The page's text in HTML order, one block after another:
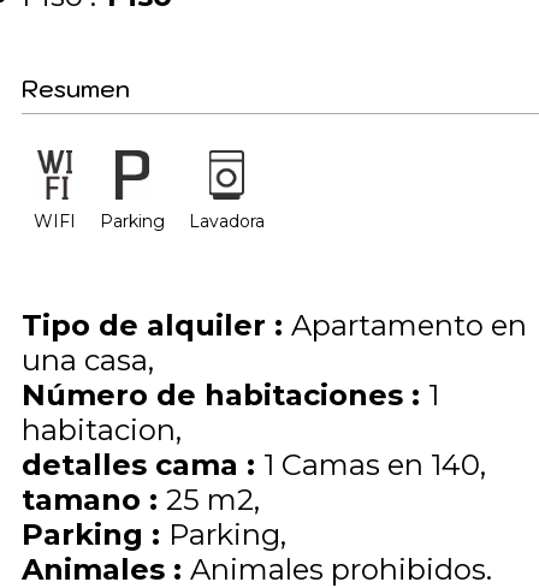
Resumen
WIFI Parking Lavadora
Tipo de alquiler : Apartamento en
una casa
Número de habitaciones : 1
habitacion
detalles cama : 1 Camas en 140
tamano : 25 m2
Parking : Parking
Animales : Animales prohibidos